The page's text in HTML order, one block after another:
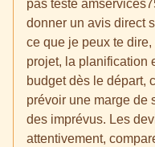
pas testé
donner un avis direct
ce que je peux te
projet, la planification
budget dès le départ,
prévoir une marge de
des imprévus. Les
attentivement,